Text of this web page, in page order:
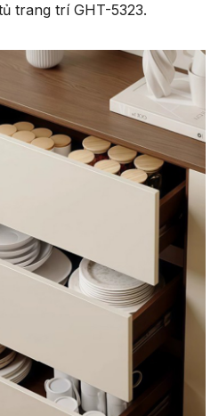
trang trí GHT-5323.